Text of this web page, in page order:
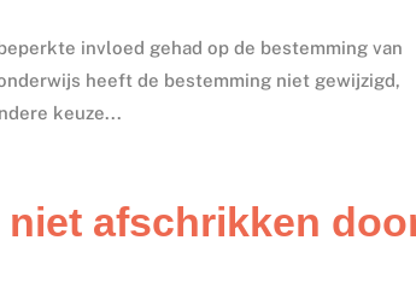
invloed gehad op de bestemming van
heeft de bestemming niet gewijzigd,
keuze...
afschrikken